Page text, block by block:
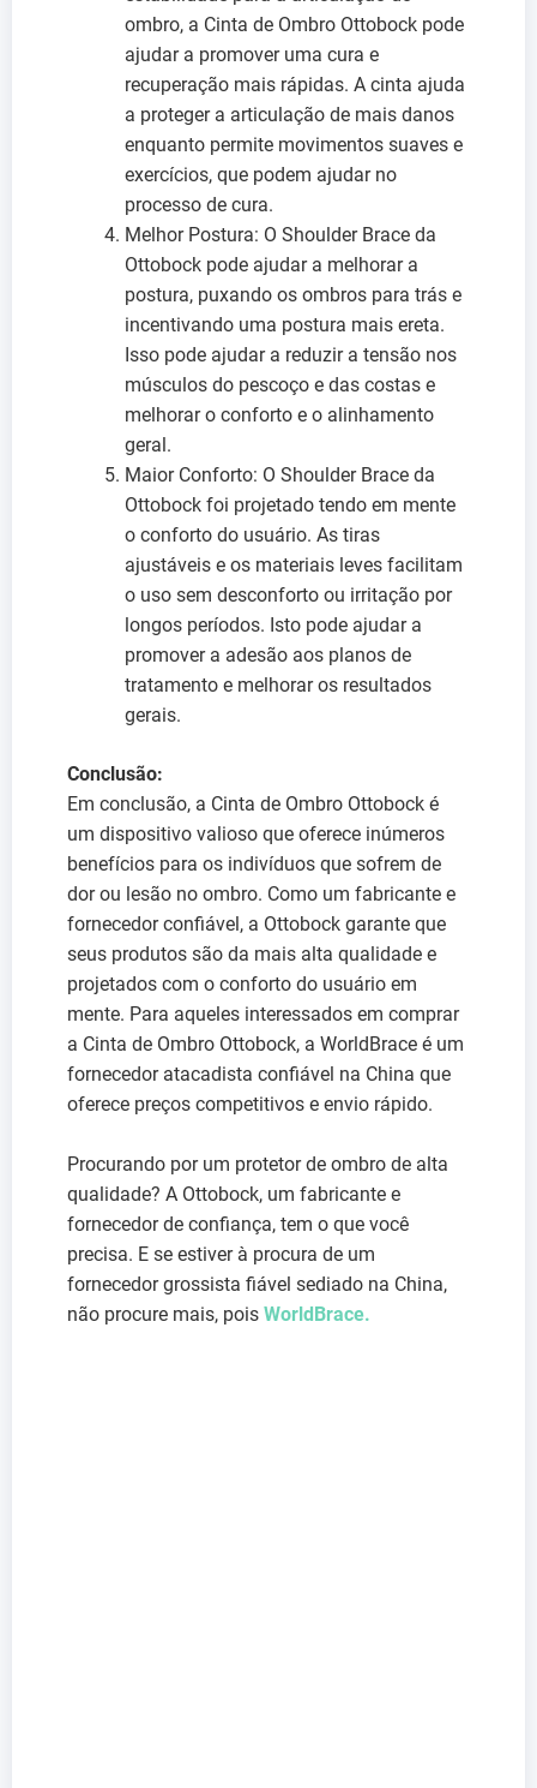
ombro, a Cinta de Ombro Ottobock pode
ajudar a promover uma cura e
recuperação mais rápidas. A cinta ajuda
a proteger a articulação de mais danos
enquanto permite movimentos suaves e
exercícios, que podem ajudar no
processo de cura.
Melhor Postura: O Shoulder Brace da
Ottobock pode ajudar a melhorar a
postura, puxando os ombros para trás e
incentivando uma postura mais ereta.
Isso pode ajudar a reduzir a tensão nos
músculos do pescoço e das costas e
melhorar o conforto e o alinhamento
geral.
Maior Conforto: O Shoulder Brace da
Ottobock foi projetado tendo em mente
o conforto do usuário. As tiras
ajustáveis e os materiais leves facilitam
o uso sem desconforto ou irritação por
longos períodos. Isto pode ajudar a
promover a adesão aos planos de
tratamento e melhorar os resultados
gerais.
Conclusão:
Em conclusão, a Cinta de Ombro Ottobock é
um dispositivo valioso que oferece inúmeros
benefícios para os indivíduos que sofrem de
dor ou lesão no ombro. Como um fabricante e
fornecedor confiável, a Ottobock garante que
seus produtos são da mais alta qualidade e
projetados com o conforto do usuário em
mente. Para aqueles interessados em comprar
a Cinta de Ombro Ottobock, a WorldBrace é um
fornecedor atacadista confiável na China que
oferece preços competitivos e envio rápido.
Procurando por um protetor de ombro de alta
qualidade? A Ottobock, um fabricante e
fornecedor de confiança, tem o que você
precisa. E se estiver à procura de um
fornecedor grossista fiável sediado na China,
não procure mais, pois WorldBrace.